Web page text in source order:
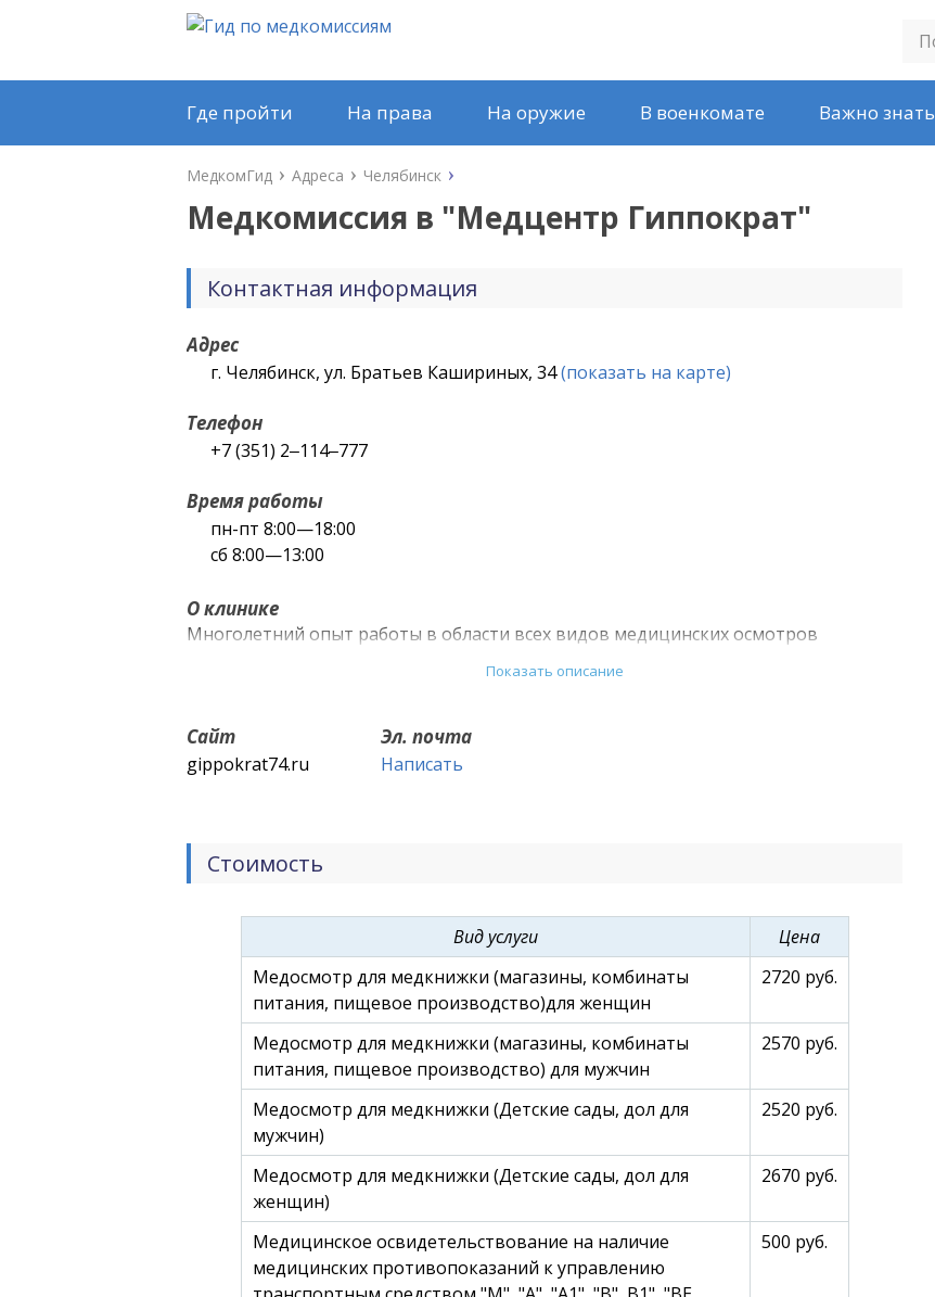
Где пройти На права На оружие В военкомате Важно знать
МедкомГид Адреса Челябинск
Медкомиссия в "Медцентр Гиппократ"
Контактная информация
Адрес
г. Челябинск, ул. Братьев Кашириных, 34(показать на карте)
Телефон
+7 (351) 2‒114‒777
Время работы
пн-пт 8:00—18:00
сб 8:00—13:00
О клинике
Многолетний опыт работы в области всех видов медицинских осмотров
Показать описание
Сайт
gippokrat74.ru
Эл. почта
Написать
Стоимость
Вид услуги
Цена
Медосмотр для медкнижки (магазины, комбинаты
питания, пищевое производство)для женщин
2720 руб.
Медосмотр для медкнижки (магазины, комбинаты
питания, пищевое производство) для мужчин
2570 руб.
Медосмотр для медкнижки (Детские сады, дол для
мужчин)
2520 руб.
Медосмотр для медкнижки (Детские сады, дол для
женщин)
2670 руб.
Медицинское освидетельствование на наличие
медицинских противопоказаний к управлению
500 руб.